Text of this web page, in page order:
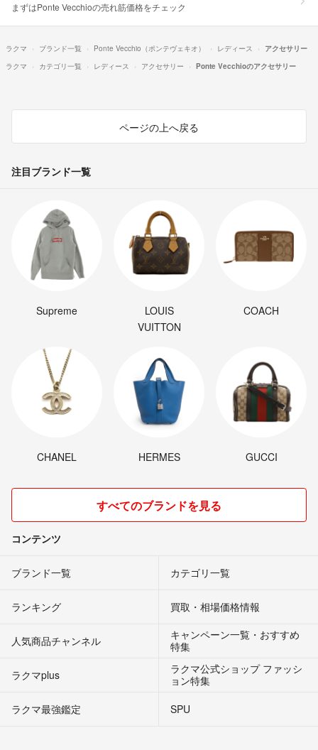
まずはPonte Vecchioの売れ筋価格をチェック
ラクマ ブランド一覧 Ponte Vecchio（ポンテヴェキオ） レディース
アクセサリー
ラクマ
カテゴリ一覧 レディース アクセサリー Ponte Vecchioのアクセサリー
ページの上へ戻る
注目ブランド一覧
Supreme
LOUIS
VUITTON
COACH
CHANEL HERMES GUCCI
すべてのブランドを見る
コンテンツ
ブランド一覧 カテゴリ一覧
ランキング 買取・相場価格情報
人気商品チャンネル
キャンペーン一覧・おすすめ
特集
ラクマplus
ラクマ公式ショップ ファッシ
ョン特集
ラクマ最強鑑定
SPU